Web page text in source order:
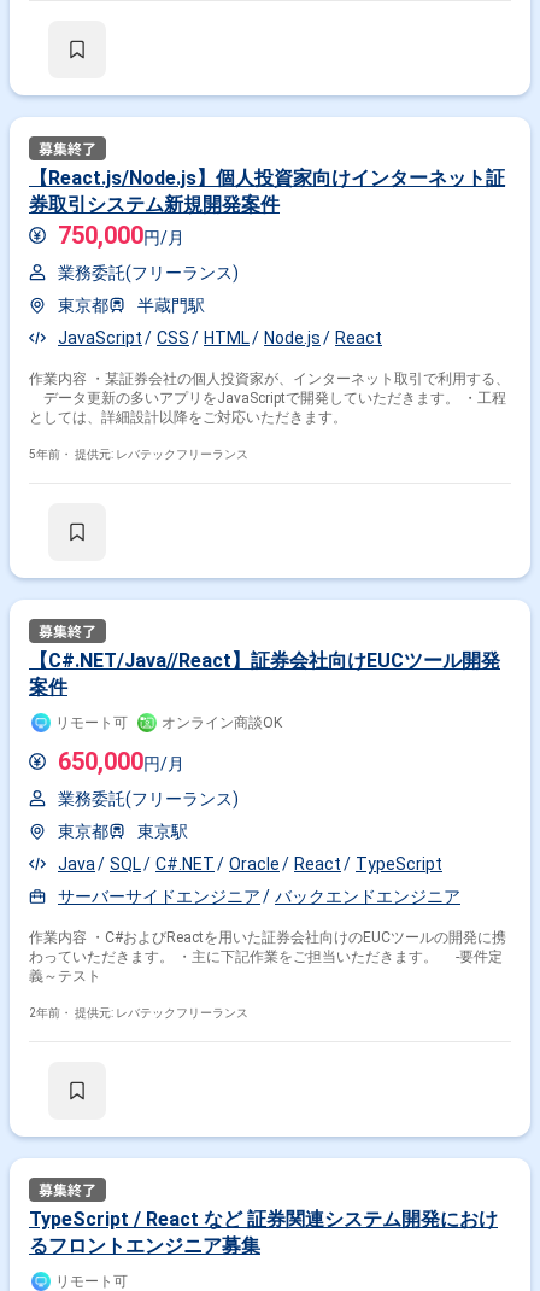
【React.js/Node.js】個人投資家向けインターネット証
券取引システム新規開発案件
750,000円/月
業務委託(フリーランス)
東京都
半蔵門駅
JavaScript
CSS HTML Node.js React
作業内容 ・某証券会社の個人投資家が、インターネット取引で利用する、
データ更新の多いアプリをJavaScriptで開発していただきます。 ・工程
としては、詳細設計以降をご対応いただきます。
5年前・ 提供元: レバテックフリーランス
【C#.NET/Java//React】証券会社向けEUCツール開発
案件
リモート可 オンライン商談OK
650,000円/月
業務委託(フリーランス)
東京都
東京駅
Java
SQL C#.NET Oracle React
TypeScript
サーバーサイドエンジニア
バックエンドエンジニア
作業内容 ・C#およびReactを用いた証券会社向けのEUCツールの開発に携
わっていただきます。 ・主に下記作業をご担当いただきます。 -要件定
義～テスト
2年前・ 提供元: レバテックフリーランス
TypeScript / React など 証券関連システム開発におけ
るフロントエンジニア募集
リモート可